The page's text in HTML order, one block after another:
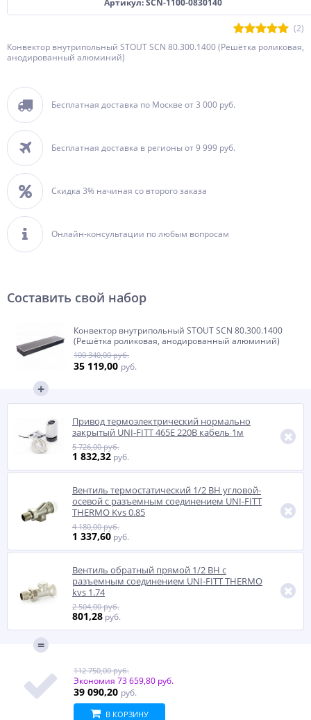
Артикул: SCN-1100-0830140
(2)
Конвектор внутрипольный STOUT SCN 80.300.1400 (Решётка роликовая,
анодированный алюминий)
Бесплатная доставка по Москве от 3 000 руб.
Бесплатная доставка в регионы от 9 999 руб.
Скидка 3% начиная со второго заказа
Онлайн-консультации по любым вопросам
Составить свой набор
Конвектор внутрипольный STOUT SCN 80.300.1400
(Решётка роликовая, анодированный алюминий)
100 340,00 руб.
35 119,00 руб.
Привод термоэлектрический нормально
закрытый UNI-FITT 465E 220В кабель 1м
1 832,32 руб.
5 726,00 руб.
Вентиль термостатический 1/2 ВН угловой-
осевой с разъемным соединением UNI-FITT
THERMO Kvs 0.85
1 337,60 руб.
4 180,00 руб.
Вентиль обратный прямой 1/2 ВН с
разъемным соединением UNI-FITT THERMO
kvs 1.74
801,28 руб.
2 504,00 руб.
112 750,00 руб.
Экономия 73 659,80 руб.
39 090,20 руб.
В КОРЗИНУ